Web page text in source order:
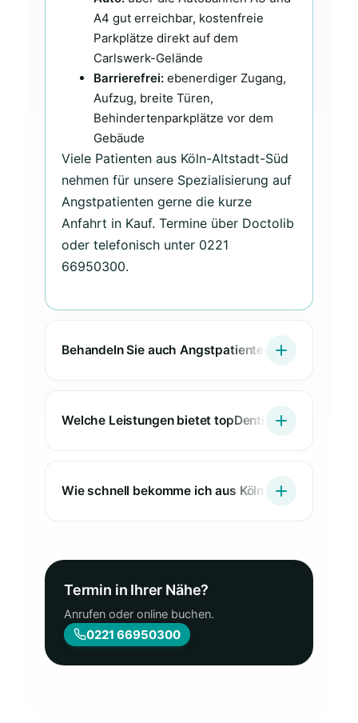
A4 gut erreichbar, kostenfreie
Parkplätze direkt auf dem
Carlswerk-Gelände
Barrierefrei: ebenerdiger Zugang,
Aufzug, breite Türen,
Behindertenparkplätze vor dem
Gebäude
Viele Patienten aus Köln-Altstadt-Süd
nehmen für unsere Spezialisierung auf
Angstpatienten gerne die kurze
Anfahrt in Kauf. Termine über Doctolib
oder telefonisch unter 0221
66950300.
Behandeln Sie auch Angstpatienten aus Köln-
Welche Leistungen bietet topDentis Cologne für
Wie schnell bekomme ich aus Köln-Altstadt-Süd
Termin in Ihrer Nähe?
Anrufen oder online buchen.
0221 66950300